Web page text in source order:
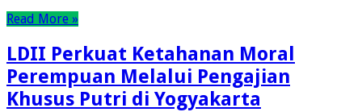
Read More »
LDII Perkuat Ketahanan Moral
Perempuan Melalui Pengajian
Khusus Putri di Yogyakarta